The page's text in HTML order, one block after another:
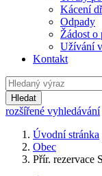
Kácení
Odpady
Žádost o
Užívání
Kontakt
Hledat
rozšířené vyhledávání
Úvodní stránka
Obec
Přír. rezervace